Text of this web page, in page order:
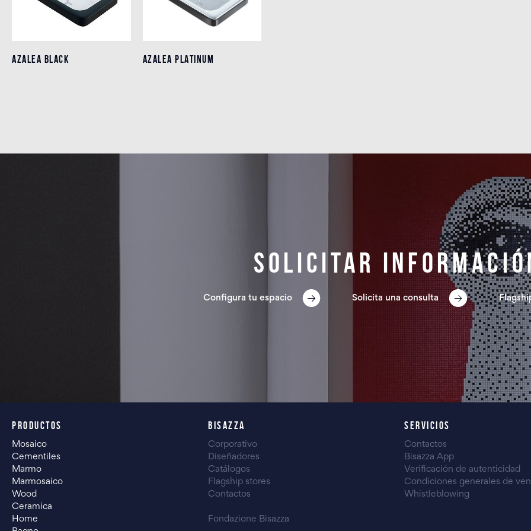
AZALEA BLACK
AZALEA BLACK AZALEA PLATINUM
AZALEA PLATINUM
Solicitar
Configura tu espacio Solicita una consulta
PRODUCTOS
Mosaico
Cementiles
Marmo
Marmosaico
Wood
Ceramica
Home
BISAZZA
Corporativo
Diseñadores
Catálogos
Flagship stores
Contactos
Fondazione Bisazza
SERVICIOS
Contactos
Bisazza App
Verificación de autenticidad
Condiciones generales de
Whistleblowing